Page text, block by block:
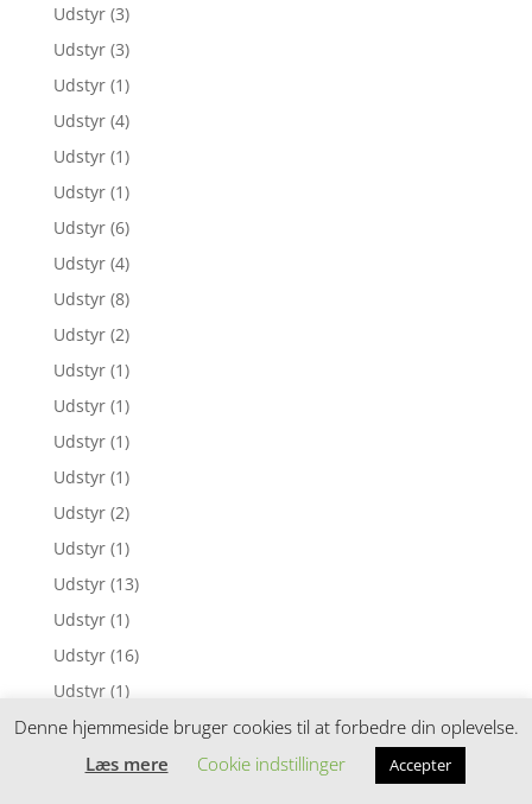
Udstyr (3)
Udstyr (3)
Udstyr (1)
Udstyr (4)
Udstyr (1)
Udstyr (1)
Udstyr (6)
Udstyr (4)
Udstyr (8)
Udstyr (2)
Udstyr (1)
Udstyr (1)
Udstyr (1)
Udstyr (1)
Udstyr (2)
Udstyr (1)
Udstyr (13)
Udstyr (1)
Udstyr (16)
Udstyr (1)
Udstyr (2)
Udstyr (2)
Denne hjemmeside bruger cookies til at forbedre din oplevelse.
Læs mere
Cookie indstillinger Accepter